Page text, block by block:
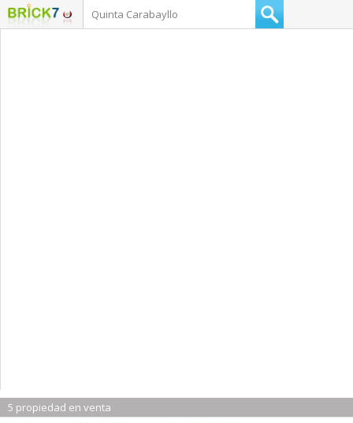
5 propiedad en venta